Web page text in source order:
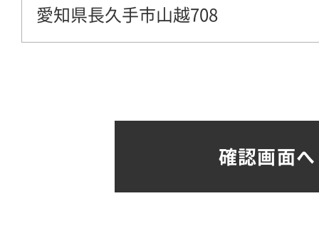
愛知県長久手市山越708